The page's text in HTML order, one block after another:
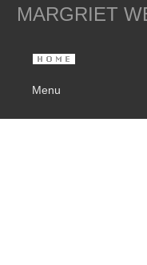
MARGRIET
Menu